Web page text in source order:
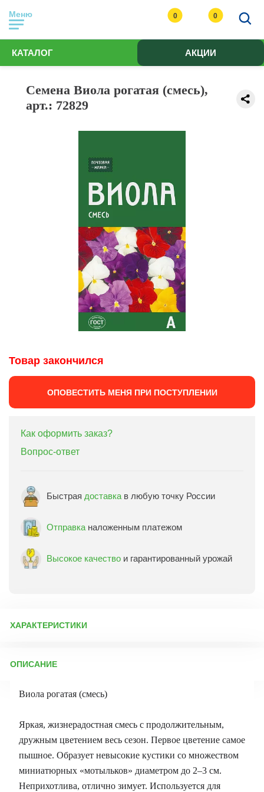
Меню 0 0
КАТАЛОГ АКЦИИ
Семена Виола рогатая (смесь),
арт.: 72829
Товар закончился
ОПОВЕСТИТЬ МЕНЯ ПРИ ПОСТУПЛЕНИИ
Как оформить заказ?
Вопрос-ответ
Быстрая доставка в любую точку России
Отправка наложенным платежом
Высокое качество и гарантированный урожай
ХАРАКТЕРИСТИКИ
Бренд товара:
ОПИСАНИЕ
Виола рогатая (смесь)
Яркая, жизнерадостная смесь с продолжительным,
дружным цветением весь сезон. Первое цветение самое
пышное. Образует невысокие кустики со множеством
миниатюрных «мотыльков» диаметром до 2–3 см.
Неприхотлива, отлично зимует. Используется для